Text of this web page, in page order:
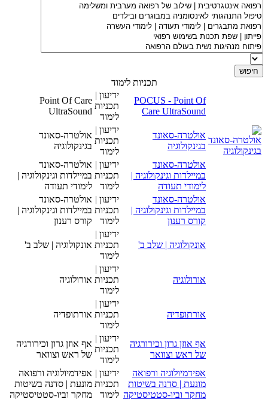
תכניות לימוד
POCUS - Point Of
Care UltraSound
ידיעון |
תכניות
לימוד
Point Of Care
UltraSound
אולטרה-סאונד
בגינקולוגיה
ידיעון |
תכניות
לימוד
אולטרה-סאונד
בגינקולוגיה
אולטרה-סאונד
במיילדות וגינקולוגיה |
לימודי תעודה
ידיעון |
תכניות
לימוד
אולטרה-סאונד
במיילדות וגינקולוגיה |
לימודי תעודה
אולטרה-סאונד
במיילדות וגינקולוגיה |
קורס רענון
ידיעון |
תכניות
לימוד
אולטרה-סאונד
במיילדות וגינקולוגיה |
קורס רענון
אונקולוגיה | שלב ב'
ידיעון |
תכניות
לימוד
אונקולוגיה | שלב ב'
אורולוגיה
ידיעון |
תכניות
לימוד
אורולוגיה
אורתופדיה
ידיעון |
תכניות
לימוד
אורתופדיה
אף אוזן גרון וכירורגיה
של ראש וצוואר
ידיעון |
תכניות
לימוד
אף אוזן גרון וכירורגיה
של ראש וצוואר
אפידמיולוגיה ורפואה
מונעת | סדנה בשיטות
מחקר וביו-סטטיסטיקה
ידיעון |
תכניות
לימוד
אפידמיולוגיה ורפואה
מונעת | סדנה בשיטות
מחקר וביו-סטטיסטיקה